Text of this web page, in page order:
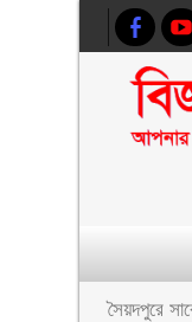
সৈয়দপুরে